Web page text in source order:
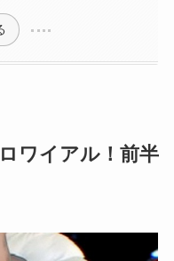
ワイアル！前半